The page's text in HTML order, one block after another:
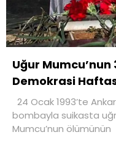
Uğur Mumcu’nun
Demokrasi
24 Ocak 1993’te
bombayla suikasta
Mumcu’nun ölümünün